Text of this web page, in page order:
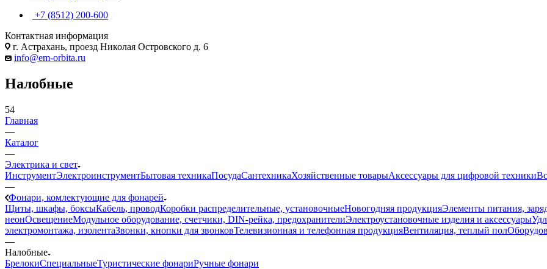
+7 (8512) 200-600
Контактная информация
г. Астрахань, проезд Николая Островского д. 6
info@em-orbita.ru
Налобные
54
Главная
—
Каталог
—
Электрика и свет
ИнструментЭлектроинструментБытовая техникаПосудаСантехникаХозяйственные товарыАксессуары для цифровой техники
—
Фонари, комлектующие для фонарей
Щиты, шкафы, боксыКабель, проводКоробки распределительные, установочныеНовогодняя продукцияЭлементы питания,
неонОсвещениеМодульное оборудование, счетчики, DIN-рейка, предохранителиЭлектроустановочные изделия и аксессуары
электромонтажа, изолентаЗвонки, кнопки для звонковТелевизионная и телефонная продукцияВентиляция, теплый пол
—
Налобные
БрелокиСпециальныеТуристические фонариРучные фонари